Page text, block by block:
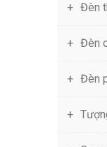
Đèn
Đèn
Đèn